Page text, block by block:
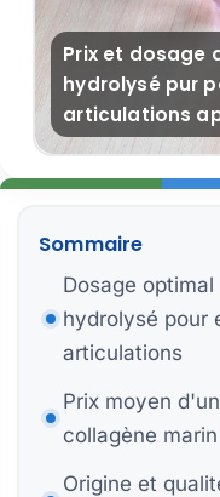
Prix et dosage
hydrolysé pur
articulations
Sommaire
Dosage
hydrolysé pour
articulations
Prix moyen
collagène
Origine et